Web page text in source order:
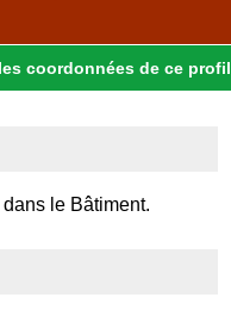
les coordonnées de ce profil
le Bâtiment.